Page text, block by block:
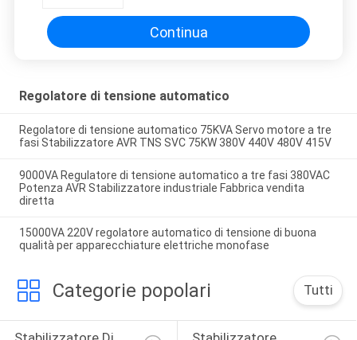
Continua
Regolatore di tensione automatico
Regolatore di tensione automatico 75KVA Servo motore a tre
fasi Stabilizzatore AVR TNS SVC 75KW 380V 440V 480V 415V
9000VA Regulatore di tensione automatico a tre fasi 380VAC
Potenza AVR Stabilizzatore industriale Fabbrica vendita
diretta
15000VA 220V regolatore automatico di tensione di buona
qualità per apparecchiature elettriche monofase
Categorie popolari Tutti